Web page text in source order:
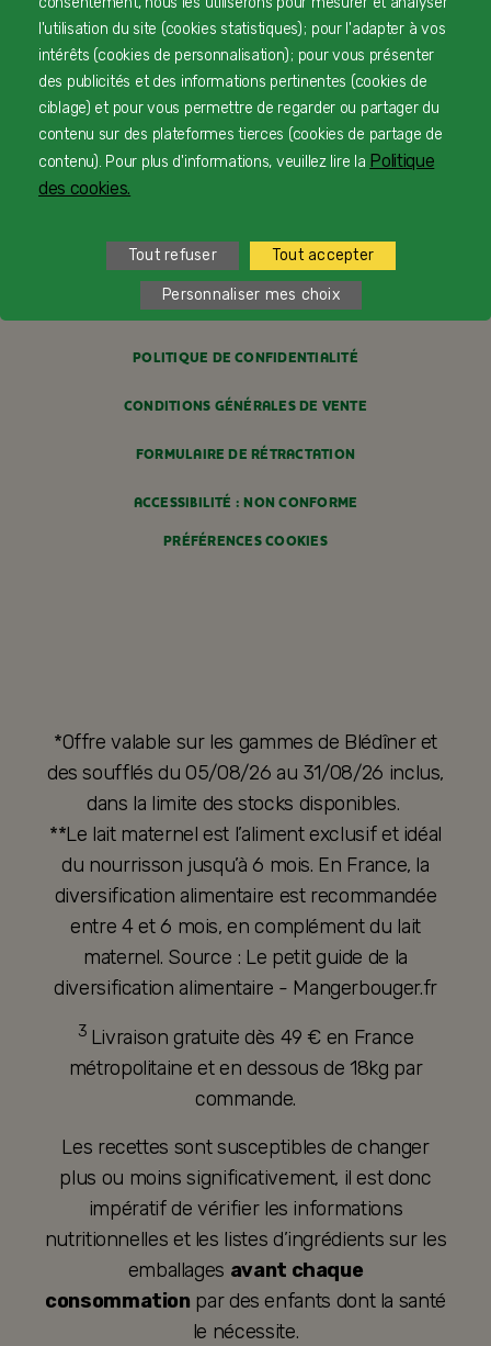
CONTACTEZ-NOUS
PAIEMENT SÉCURISÉ
PROFESSIONNELS DE SANTÉ
MENTIONS LÉGALES
POLITIQUE COOKIES
POLITIQUE DE CONFIDENTIALITÉ
CONDITIONS GÉNÉRALES DE VENTE
FORMULAIRE DE RÉTRACTATION
ACCESSIBILITÉ : NON CONFORME
PRÉFÉRENCES COOKIES
*Offre valable sur les gammes de Blédîner et
des soufflés du 05/08/26 au 31/08/26 inclus,
dans la limite des stocks disponibles.
**Le lait maternel est l’aliment exclusif et idéal
du nourrisson jusqu’à 6 mois. En France, la
diversification alimentaire est recommandée
entre 4 et 6 mois, en complément du lait
maternel. Source : Le petit guide de la
diversification alimentaire - Mangerbouger.fr
3 Livraison gratuite dès 49 € en France
métropolitaine et en dessous de 18kg par
commande.
Les recettes sont susceptibles de changer
plus ou moins significativement, il est donc
impératif de vérifier les informations
nutritionnelles et les listes d’ingrédients sur les
emballages avant chaque
consommation par des enfants dont la santé
le nécessite.
l'utilisation du site (cookies statistiques) ; pour l'adapter à vos
intérêts (cookies de personnalisation) ; pour vous présenter
des publicités et des informations pertinentes (cookies de
ciblage) et pour vous permettre de regarder ou partager du
contenu sur des plateformes tierces (cookies de partage de
contenu). Pour plus d'informations, veuillez lire la Politique
des cookies.
Tout refuser Tout accepter
Personnaliser mes choix